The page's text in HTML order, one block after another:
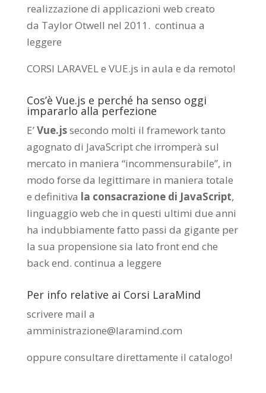
realizzazione di applicazioni web creato
da Taylor Otwell nel 2011. continua a
leggere
CORSI LARAVEL e VUE.js in aula e da remoto!
Cos’è Vue.js e perché ha senso oggi
impararlo alla perfezione
E’Vue.jssecondo molti il framework tanto
agognato di JavaScript che irromperà sul
mercato in maniera “incommensurabile”, in
modo forse da legittimare in maniera totale
e definitiva la consacrazione di JavaScript,
linguaggio web che in questi ultimi due anni
ha indubbiamente fatto passi da gigante per
la sua propensione sia lato front end che
back end. continua a leggere
Per info relative ai Corsi LaraMind
scrivere mail a
amministrazione@laramind.com
oppure consultare direttamente il catalogo!